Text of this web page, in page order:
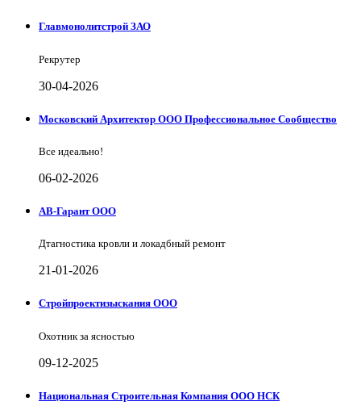
Главмонолитстрой ЗАО
Рекрутер
30-04-2026
Московский Архитектор ООО Профессиональное Сообщество
Все идеально!
06-02-2026
АВ-Гарант ООО
Дтагностика кровли и локадбный ремонт
21-01-2026
Стройпроектизыскания ООО
Охотник за ясностью
09-12-2025
Национальная Строительная Компания ООО НСК